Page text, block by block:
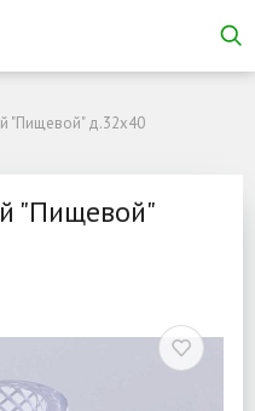
"Пищевой" д.32х40
"Пищевой"